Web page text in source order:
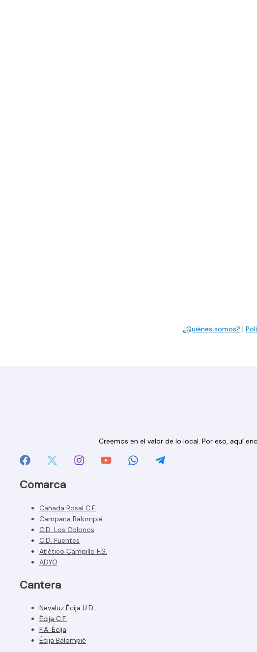
¿Quiénes somos? |
Creemos en el valor de lo local. Por eso, aquí
Comarca
Cañada Rosal C.F.
Campana Balompié
C.D. Los Colonos
C.D. Fuentes
Atlético Campillo F.S.
ADYO
Cantera
Nevaluz Écija U.D.
Écija C.F.
F.A. Écija
Écija Balompié